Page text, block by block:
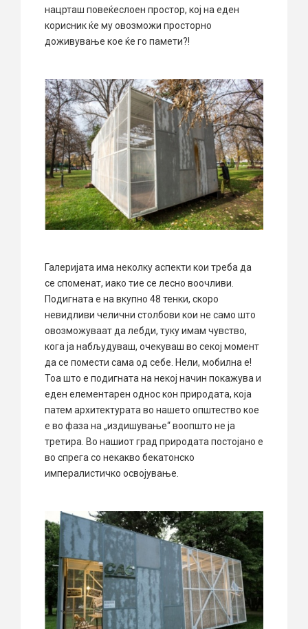
нацрташ повеќеслоен простор, кој на еден
корисник ќе му овозможи просторно
доживување кое ќе го памети?!
Галеријата има неколку аспекти кои треба да
се споменат, иако тие се лесно воочливи.
Подигната е на вкупно 48 тенки, скоро
невидливи челични столбови кои не само што
овозможуваат да лебди, туку имам чувство,
кога ја набљудуваш, очекуваш во секој момент
да се помести сама од себе. Нели, мобилна е!
Тоа што е подигната на некој начин покажува и
еден елементарен однос кон природата, која
патем архитектурата во нашето општество кое
е во фаза на „издишување“ воопшто не ја
третира. Во нашиот град природата постојано е
во спрега со некакво бекатонско
импералистичко освојување.